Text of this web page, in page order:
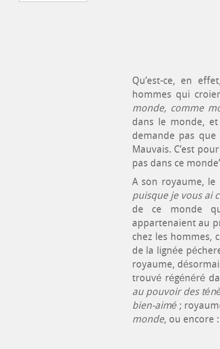
Qu’est-ce, en
hommes qui
monde, comme
dans le monde,
demande pas
Mauvais. C’est
pas dans ce
A son royaume,
puisque je vous ai
de ce monde
appartenaient au
chez les hommes,
de la lignée
royaume,
trouvé régénéré
au pouvoir des
bien-aimé;
monde, ou encore